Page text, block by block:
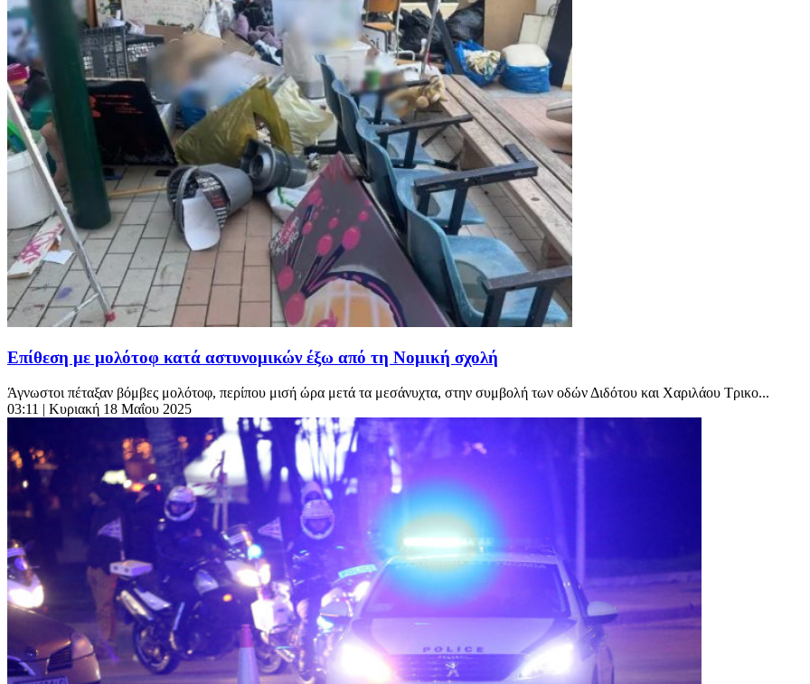
Επίθεση με μολότοφ κατά αστυνομικών έξω από τη Νομική σχολή
Άγνωστοι πέταξαν βόμβες μολότοφ, περίπου μισή ώρα μετά τα μεσάνυχτα, στην συμβολή των οδών Διδότου και Χαριλάου Τρικο...
03:11 | Κυριακή 18 Μαΐου 2025